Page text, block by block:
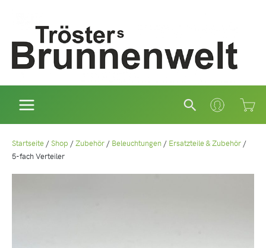
Suchen
Startseite /Shop /Zubehör / Beleuchtungen / Ersatzteile & Zubehör /
5-fach Verteiler